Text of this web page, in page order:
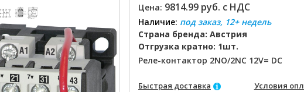
Цена: 9814.99 руб. с НДС
Наличие: под заказ, 12+ недель
Страна бренда: Австрия
Отгрузка кратно: 1шт.
Реле-контактор 2NO/2NC 12V= DC
Быстрая доставка Условия